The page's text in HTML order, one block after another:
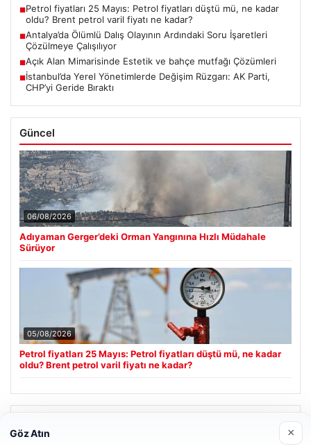
■Petrol fiyatları 25 Mayıs: Petrol fiyatları düştü mü, ne kadar
oldu? Brent petrol varil fiyatı ne kadar?
■Antalya’da Ölümlü Dalış Olayının Ardındaki Soru İşaretleri
Çözülmeye Çalışılıyor
■Açık Alan Mimarisinde Estetik ve bahçe mutfağı Çözümleri
■İstanbul’da Yerel Yönetimlerde Değişim Rüzgarı: AK Parti,
CHP’yi Geride Bıraktı
Güncel
06/08/2026
Adıyaman Gerger’deki Orman Yangınına Hızlı Müdahale
Sürüyor
05/08/2026
Petrol fiyatları 25 Mayıs: Petrol fiyatları düştü mü, ne kadar
oldu? Brent petrol varil fiyatı ne kadar?
Göz Atın ×